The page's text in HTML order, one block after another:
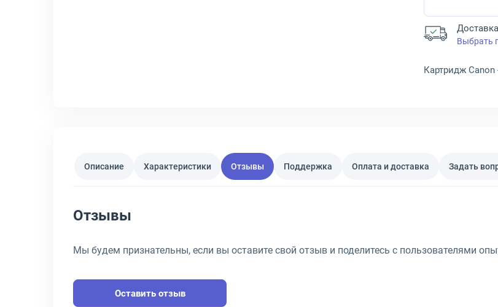
Выбрать
Картридж Canon
Описание Характеристики Отзывы Поддержка Оплата и доставка Задать
Отзывы
Мы будем признательны, если вы оставите свой отзыв и поделитесь с пользователями
Оставить отзыв